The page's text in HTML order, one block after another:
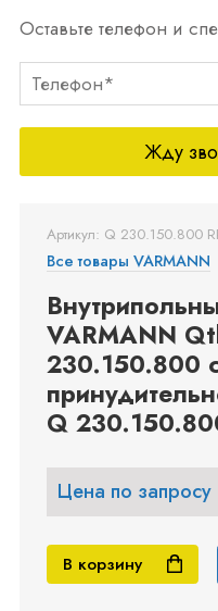
Оставьте телефон и
Жду
Артикул: Q 230.150.800
Все товары VARMANN
VARMANN
230.150.800
Q
Цена по запросу
В корзину